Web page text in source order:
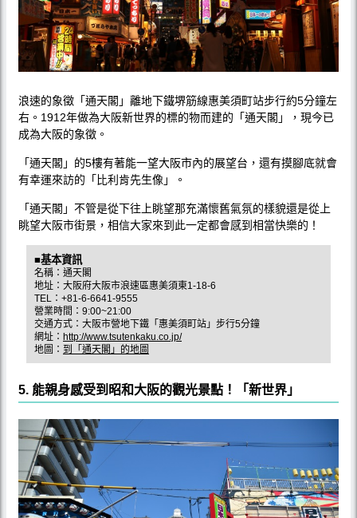
浪速的象徵「通天閣」離地下鐵堺筋線惠美須町站步行約5分鐘左
右。1912年做為大阪新世界的標的物而建的「通天閣」，現今已
成為大阪的象徵。
「通天閣」的5樓有著能一望大阪市內的展望台，還有摸腳底就會
有幸運來訪的「比利肯先生像」。
「通天閣」不管是從下往上眺望那充滿懷舊氣氛的樣貌還是從上
眺望大阪市街景，相信大家來到此一定都會感到相當快樂的！
■基本資訊
名稱：通天閣
地址：大阪府大阪市浪速區惠美須東1-18-6
TEL：+81-6-6641-9555
營業時間：9:00~21:00
交通方式：大阪市營地下鐵「惠美須町站」步行5分鐘
網址： http://www.tsutenkaku.co.jp/
地圖： 到「通天閣」的地圖
5. 能親身感受到昭和大阪的觀光景點！「新世界」